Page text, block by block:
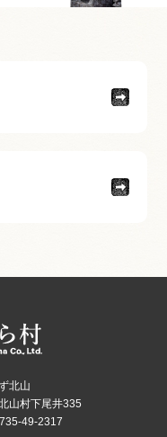
北山
山村下尾井335
49-2317